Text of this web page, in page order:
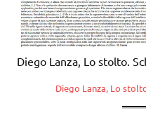
Diego Lanza, Lo stolto.
Diego Lanza, Lo